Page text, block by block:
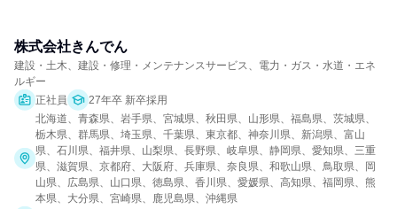
株式会社きんでん
建設・土木、建設・修理・メンテナンスサービス、電力・ガス・水道・エネ
ルギー
正社員
27年卒 新卒採用
北海道、青森県、岩手県、宮城県、秋田県、山形県、福島県、茨城県、
栃木県、群馬県、埼玉県、千葉県、東京都、神奈川県、新潟県、富山
県、石川県、福井県、山梨県、長野県、岐阜県、静岡県、愛知県、三重
県、滋賀県、京都府、大阪府、兵庫県、奈良県、和歌山県、鳥取県、岡
山県、広島県、山口県、徳島県、香川県、愛媛県、高知県、福岡県、熊
本県、大分県、宮崎県、鹿児島県、沖縄県